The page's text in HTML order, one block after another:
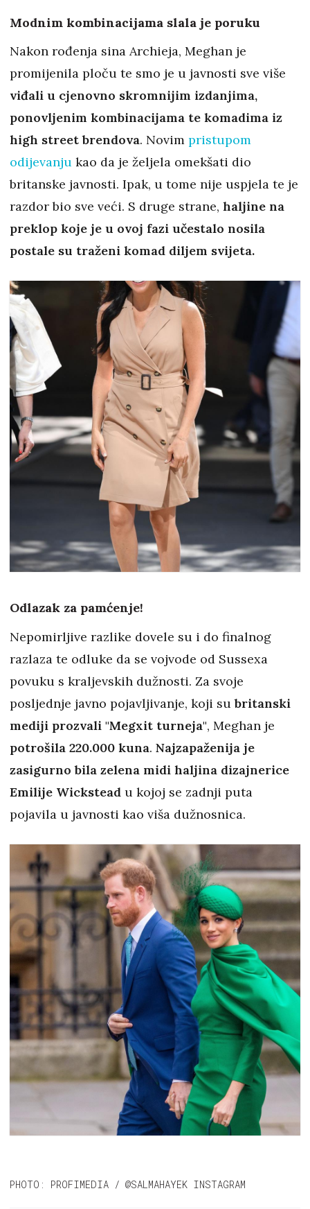
Modnim kombinacijama slala je poruku
Nakon rođenja sina Archieja, Meghan je
promijenila ploču te smo je u javnosti sve više
viđali u cjenovno skromnijim izdanjima,
ponovljenim kombinacijama te komadima iz
high street brendova. Novim pristupom
odijevanju kao da je željela omekšati dio
britanske javnosti. Ipak, u tome nije uspjela te je
razdor bio sve veći. S druge strane, haljine na
preklop koje je u ovoj fazi učestalo nosila
postale su traženi komad diljem svijeta.
Odlazak za pamćenje!
Nepomirljive razlike dovele su i do finalnog
razlaza te odluke da se vojvode od Sussexa
povuku s kraljevskih dužnosti. Za svoje
posljednje javno pojavljivanje, koji su britanski
mediji prozvali "Megxit turneja", Meghan je
potrošila 220.000 kuna. Najzapaženija je
zasigurno bila zelena midi haljina dizajnerice
Emilije Wickstead u kojoj se zadnji puta
pojavila u javnosti kao viša dužnosnica.
PHOTO: PROFIMEDIA / @SALMAHAYEK INSTAGRAM